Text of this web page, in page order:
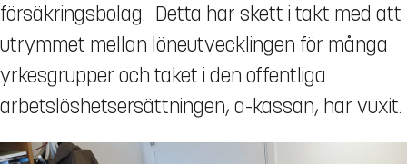
försäkringsbolag. Detta har skett i takt med att
utrymmet mellan löneutvecklingen för många
yrkesgrupper och taket i den offentliga
arbetslöshetsersättningen, a-kassan, har vuxit.